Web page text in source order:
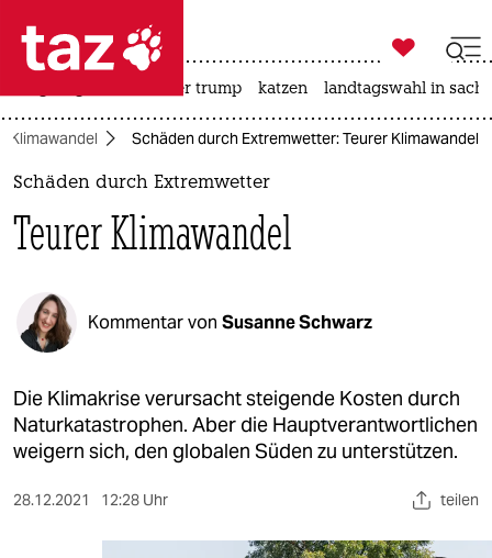
 taz zahl ich
taz zahl ich
politik
öko
gesellschaft
kultur
sport
berlin

taz zahl ich
usa unter trump katzen landtagswahl in
Klimawandel Schäden durch Extremwetter: Teurer Klimawandel
Schäden durch Extremwetter
Teurer Klimawandel
Kommentar von Susanne Schwarz
Die Klimakrise verursacht steigende Kosten durch
Naturkatastrophen. Aber die Hauptverantwortlichen
weigern sich, den globalen Süden zu unterstützen.
28.12.2021 12:28 Uhr teilen